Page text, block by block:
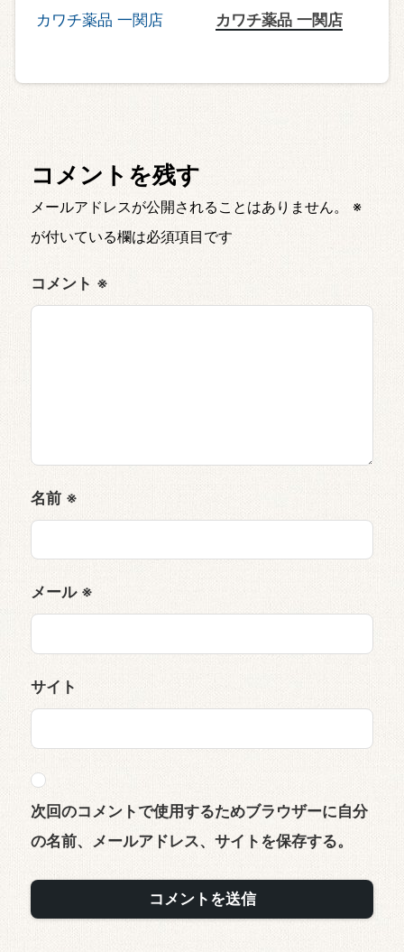
カワチ薬品 一関店
コメントを残す
メールアドレスが公開されることはありません。
※
が付いている欄は必須項目です
コメント ※
名前 ※
メール ※
サイト
次回のコメントで使用するためブラウザーに自分
の名前、メールアドレス、サイトを保存する。